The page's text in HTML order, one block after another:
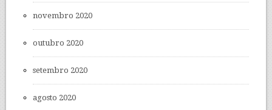
novembro 2020
outubro 2020
setembro 2020
agosto 2020